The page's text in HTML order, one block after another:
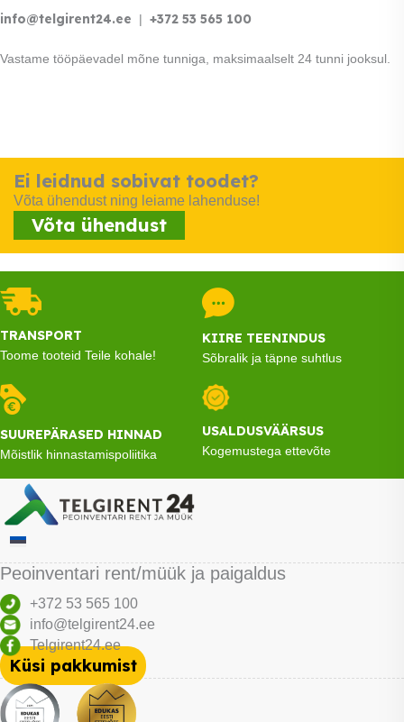
info@telgirent24.ee +372 53 565 100
Vastame tööpäevadel mõne tunniga, maksimaalselt 24 tunni jooksul.
Ei leidnud sobivat toodet?
Võta ühendust ning leiame lahenduse!
Võta ühendust
TRANSPORT
Toome tooteid Teile kohale!
KIIRE TEENINDUS
Sõbralik ja täpne suhtlus
SUUREPÄRASED HINNAD
Mõistlik hinnastamispoliitika
USALDUSVÄÄRSUS
Kogemustega ettevõte
Peoinventari rent/müük ja paigaldus
+372 53 565 100
info@telgirent24.ee
Telgirent24.ee
Küsi pakkumist